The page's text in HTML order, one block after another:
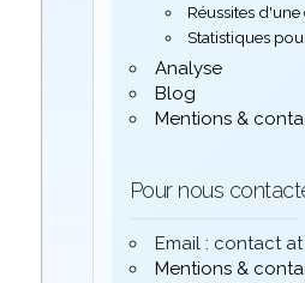
Réussites
Statistiques
Analyse
Blog
Mentions &
Pour nous
Email : contact
Mentions &